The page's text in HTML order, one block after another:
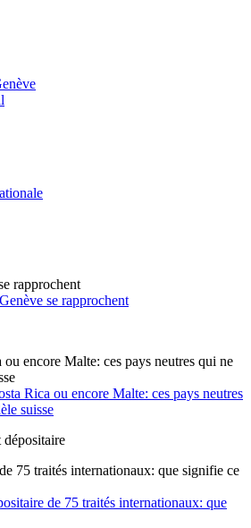
rapprochent
se rapprochent
encore Malte: ces pays neutres qui ne
Rica ou encore Malte: ces pays neutres
suisse
75 traités internationaux: que signifie ce
de 75 traités internationaux: que